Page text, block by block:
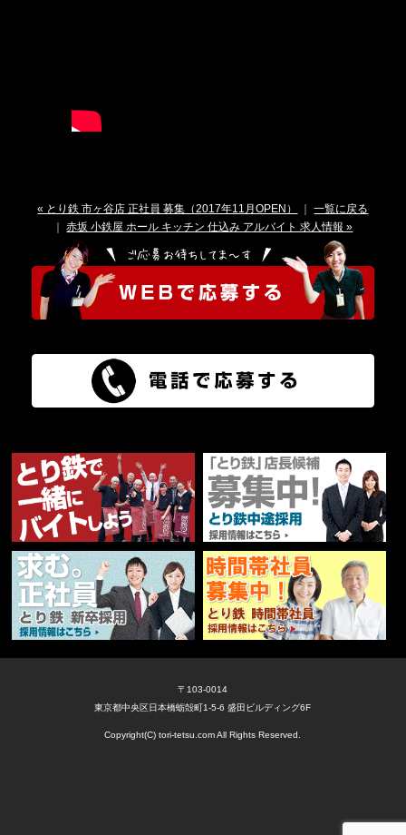
« とり鉄 市ヶ谷店 正社員 募集（2017年11月OPEN） ｜一覧に戻る
｜赤坂 小鉄屋 ホール キッチン 仕込み アルバイト 求人情報 »
〒103-0014
東京都中央区日本橋蛎殻町1-5-6 盛田ビルディング6F
Copyright(C) tori-tetsu.com All Rights Reserved.